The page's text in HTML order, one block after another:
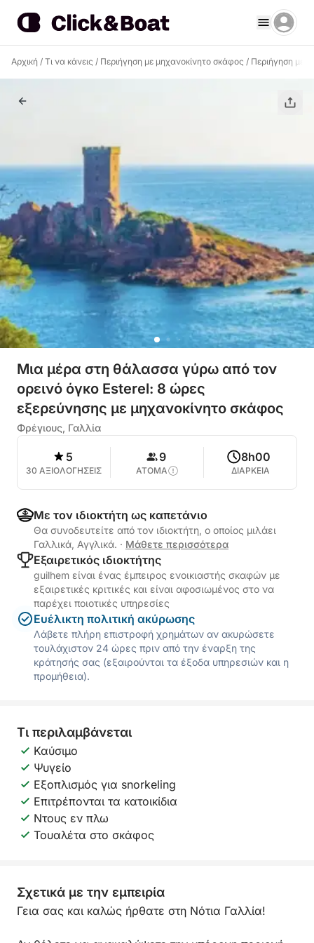
Αρχική / Τι να κάνεις / Περιήγηση με μηχανοκίνητο σκάφος / Περιήγηση με
Μια μέρα στη θάλασσα γύρω από τον
ορεινό όγκο Esterel: 8 ώρες
εξερεύνησης με μηχανοκίνητο σκάφος
Φρέγιους, Γαλλία
5
30 ΑΞΙΟΛΟΓΗΣΕΙΣ
9
ΑΤΟΜΑ
8h00
ΔΙΑΡΚΕΙΑ
Με τον ιδιοκτήτη ως καπετάνιο
Θα συνοδευτείτε από τον ιδιοκτήτη, ο οποίος μιλάει
Γαλλικά, Αγγλικά. · Μάθετε περισσότερα
Εξαιρετικός ιδιοκτήτης
guilhem είναι ένας έμπειρος ενοικιαστής σκαφών με
εξαιρετικές κριτικές και είναι αφοσιωμένος στο να
παρέχει ποιοτικές υπηρεσίες
Ευέλικτη πολιτική ακύρωσης
Λάβετε πλήρη επιστροφή χρημάτων αν ακυρώσετε
τουλάχιστον 24 ώρες πριν από την έναρξη της
κράτησής σας (εξαιρούνται τα έξοδα υπηρεσιών και η
προμήθεια).
Τι περιλαμβάνεται
Καύσιμο
Ψυγείο
Εξοπλισμός για snorkeling
Επιτρέπονται τα κατοικίδια
Ντους εν πλω
Τουαλέτα στο σκάφος
Σχετικά με την εμπειρία
Γεια σας και καλώς ήρθατε στη Νότια Γαλλία!